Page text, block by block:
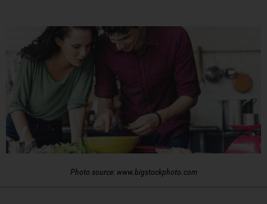
Photo source: www.bigstockphoto.com